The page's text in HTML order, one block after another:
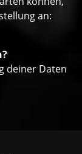
an:
deiner Daten